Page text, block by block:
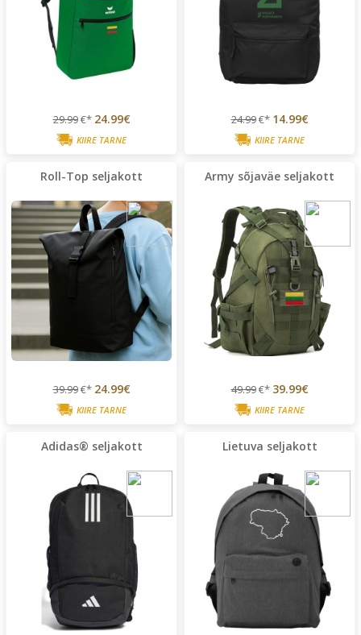
29.99€* 24.99€
KIIRE TARNE
24.99€* 14.99€
KIIRE TARNE
Roll-Top seljakott
39.99€* 24.99€
KIIRE TARNE
Army sõjaväe seljakott
49.99€* 39.99€
KIIRE TARNE
Adidas® seljakott Lietuva seljakott